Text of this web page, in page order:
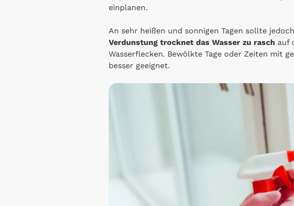
einplanen.
An sehr heißen und sonnigen Tagen sollte
Verdunstung trocknet das Wasser zu rasch auf
Wasserflecken. Bewölkte Tage oder Zeiten mit
besser geeignet.